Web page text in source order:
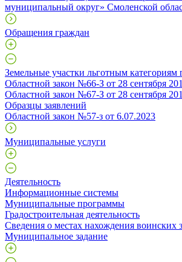
муниципальный округ» Смоленской
Обращения граждан
Земельные участки льготным категориям
Областной закон №66-З от 28 сентября
Областной закон №67-З от 28 сентября
Образцы заявлений
Областной закон №57-з от 6.07.2023
Муниципальные услуги
Деятельность
Информационные системы
Муниципальные программы
Градостроительная деятельность
Сведения о местах нахождения воинских
Муниципальное задание